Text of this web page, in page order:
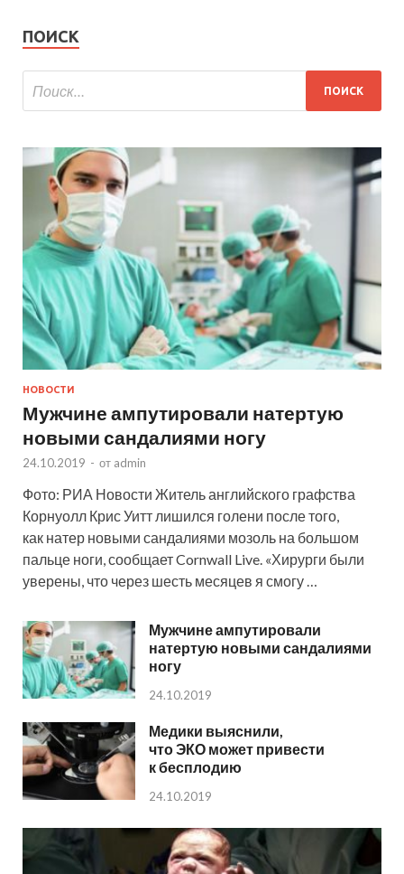
ПОИСК
НОВОСТИ
Мужчине ампутировали натертую
новыми сандалиями ногу
24.10.2019 - от admin
Фото: РИА Новости Житель английского графства
Корнуолл Крис Уитт лишился голени после того,
как натер новыми сандалиями мозоль на большом
пальце ноги, сообщает Cornwall Live. «Хирурги были
уверены, что через шесть месяцев я смогу …
Мужчине ампутировали
натертую новыми сандалиями
ногу
24.10.2019
Медики выяснили,
что ЭКО может привести
к бесплодию
24.10.2019